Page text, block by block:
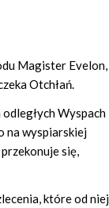
Magister
Otchłań.
Wyspach
na wyspiarskiej
się,
które od niej